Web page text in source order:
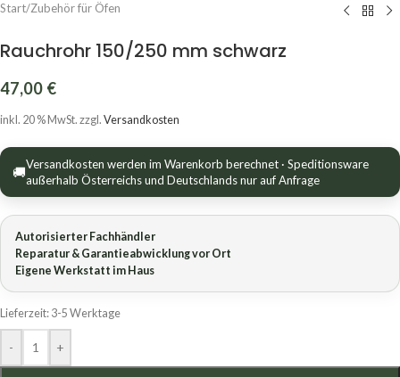
Start/Zubehör für Öfen
Rauchrohr 150/250 mm schwarz
47,00 €
inkl. 20 % MwSt. zzgl. Versandkosten
🚚Versandkosten werden im Warenkorb berechnet · Speditionsware
außerhalb Österreichs und Deutschlands nur auf Anfrage
Autorisierter Fachhändler
Reparatur & Garantieabwicklung vor Ort
Eigene Werkstatt im Haus
Lieferzeit: 3-5 Werktage
- +